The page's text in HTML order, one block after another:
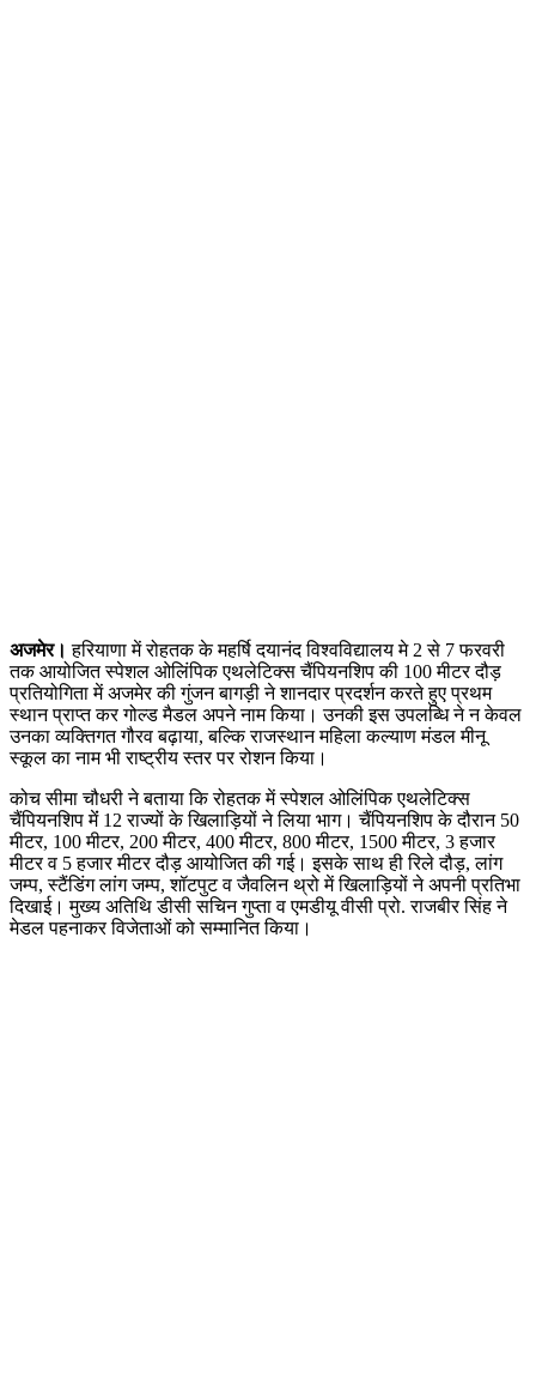
अजमेर। हरियाणा में रोहतक के महर्षि दयानंद विश्वविद्यालय मे 2 से 7 फरवरी
तक आयोजित स्पेशल ओलिंपिक एथलेटिक्स चैंपियनशिप की 100 मीटर दौड़
प्रतियोगिता में अजमेर की गुंजन बागड़ी ने शानदार प्रदर्शन करते हुए प्रथम
स्थान प्राप्त कर गोल्ड मैडल अपने नाम किया। उनकी इस उपलब्धि ने न केवल
उनका व्यक्तिगत गौरव बढ़ाया, बल्कि राजस्थान महिला कल्याण मंडल मीनू
स्कूल का नाम भी राष्ट्रीय स्तर पर रोशन किया।
कोच सीमा चौधरी ने बताया कि रोहतक में स्पेशल ओलिंपिक एथलेटिक्स
चैंपियनशिप मेंं 12 राज्यों के खिलाड़ियों ने लिया भाग। चैंपियनशिप के दौरान 50
मीटर, 100 मीटर, 200 मीटर, 400 मीटर, 800 मीटर, 1500 मीटर, 3 हजार
मीटर व 5 हजार मीटर दौड़ आयोजित की गई। इसके साथ ही रिले दौड़, लांग
जम्प, स्टैंडिंग लांग जम्प, शॉटपुट व जैवलिन थ्रो में खिलाड़ियों ने अपनी प्रतिभा
दिखाई। मुख्य अतिथि डीसी सचिन गुप्ता व एमडीयू वीसी प्रो. राजबीर सिंह ने
मेडल पहनाकर विजेताओं को सम्मानित किया।